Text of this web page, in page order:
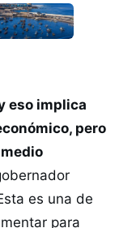
eso implica
pero
es una de
para